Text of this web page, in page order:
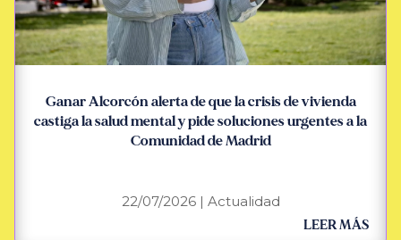
Ganar Alcorcón alerta de que la crisis de vivienda
castiga la salud mental y pide soluciones urgentes a la
Comunidad de Madrid
22/07/2026| Actualidad
LEER MÁS